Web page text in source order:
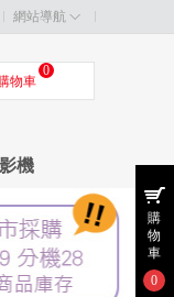
網站導航
物車
0
機
購
物
車
0